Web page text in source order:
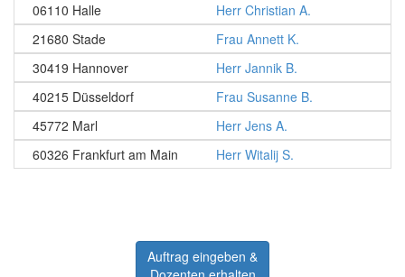
06110 Halle
Herr Christian A.
21680 Stade
Frau Annett K.
30419 Hannover
Herr Jannik B.
40215 Düsseldorf
Frau Susanne B.
45772 Marl
Herr Jens A.
60326 Frankfurt am Main
Herr Witalij S.
Auftrag eingeben &